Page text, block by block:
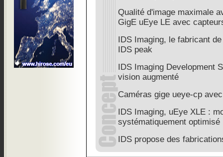
Qualité d'image maximale
GigE uEye LE avec
IDS Imaging, le fabricant
IDS peak
IDS Imaging Development
vision augmenté
Caméras gige ueye-cp
IDS Imaging, uEye XLE :
systématiquement optimisé
IDS propose des